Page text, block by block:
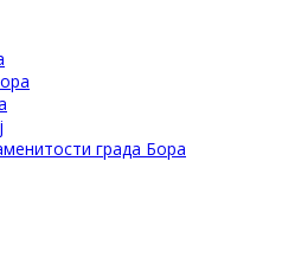
града Бора